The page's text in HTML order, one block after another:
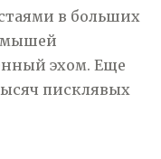
в больших
мышей
эхом. Еще
писклявых